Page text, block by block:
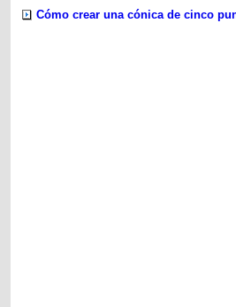
Cómo crear una cónica de cinco